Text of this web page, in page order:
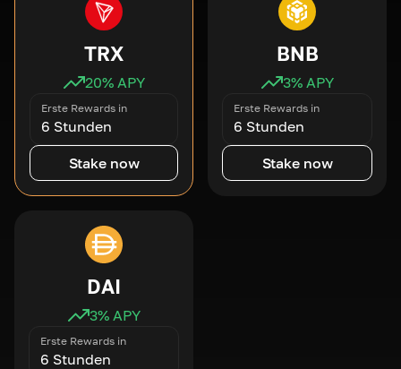
TRX
20% APY
Erste Rewards in
6 Stunden
Stake now
BNB
3% APY
Erste Rewards in
6 Stunden
Stake now
DAI
3% APY
Erste Rewards in
6 Stunden